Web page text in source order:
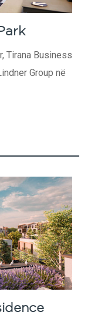
Tirana Business
Group në